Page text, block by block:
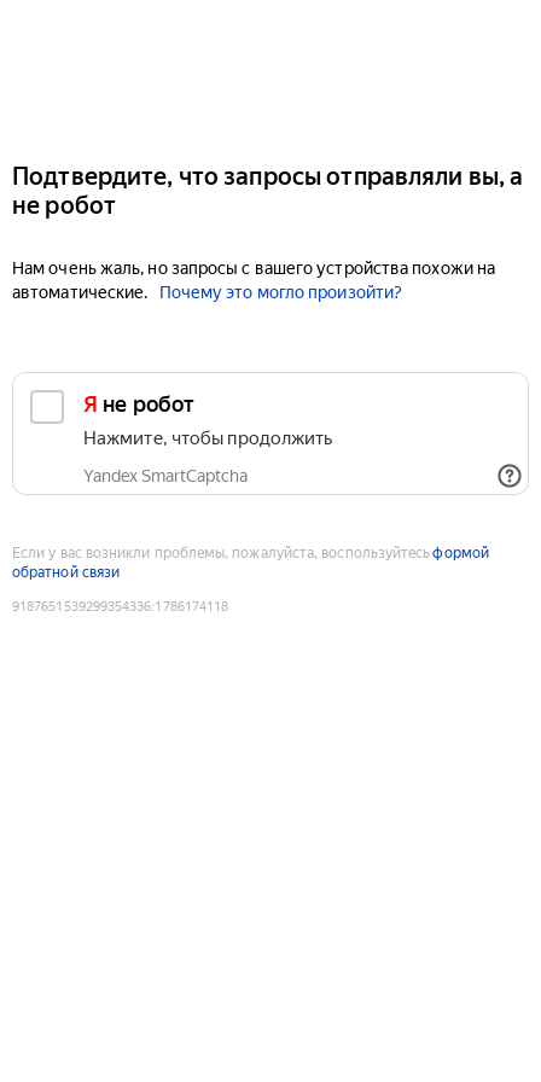
Подтвердите, что запросы отправляли вы, а
не робот
Нам очень жаль, но запросы с вашего устройства похожи на
автоматические.
Почему это могло произойти?
Я не робот
Нажмите, чтобы продолжить
Yandex SmartCaptcha
Если у вас возникли проблемы, пожалуйста, воспользуйтесьформой
обратной связи
9187651539299354336:1786174118